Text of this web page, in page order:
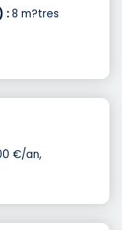
:8 m?tres
€/an,